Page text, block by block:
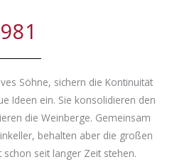
Söhne, sichern die Kontinuität
Ideen ein. Sie konsolidieren den
die Weinberge. Gemeinsam
behalten aber die großen
seit langer Zeit stehen.